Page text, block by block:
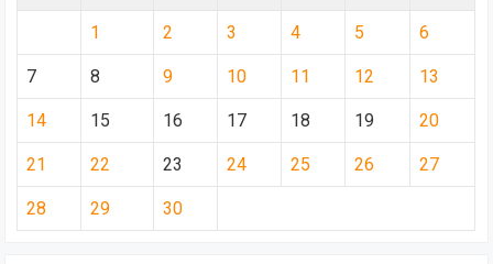
1 2 3 4 5 6
7 8 9 10 11 12 13
14 15 16 17 18 19 20
21 22 23 24 25 26 27
28 29 30